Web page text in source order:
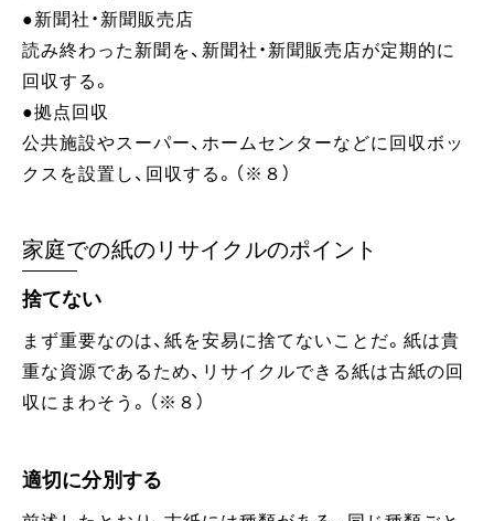
●新聞社・新聞販売店
読み終わった新聞を、新聞社・新聞販売店が定期的に
回収する。
●拠点回収
公共施設やスーパー、ホームセンターなどに回収ボッ
クスを設置し、回収する。（※８）
家庭での紙のリサイクルのポイント
捨てない
まず重要なのは、紙を安易に捨てないことだ。紙は貴
重な資源であるため、リサイクルできる紙は古紙の回
収にまわそう。（※８）
適切に分別する